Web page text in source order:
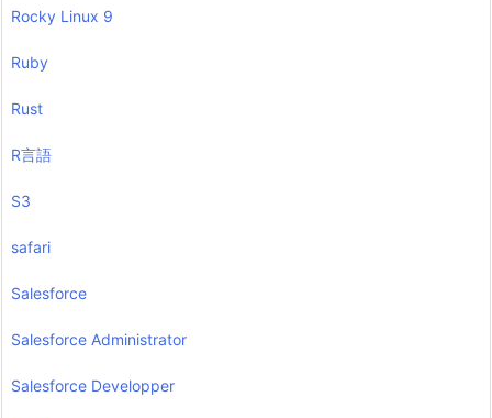
Rocky Linux 9
Ruby
Rust
R言語
S3
safari
Salesforce
Salesforce Administrator
Salesforce Developper